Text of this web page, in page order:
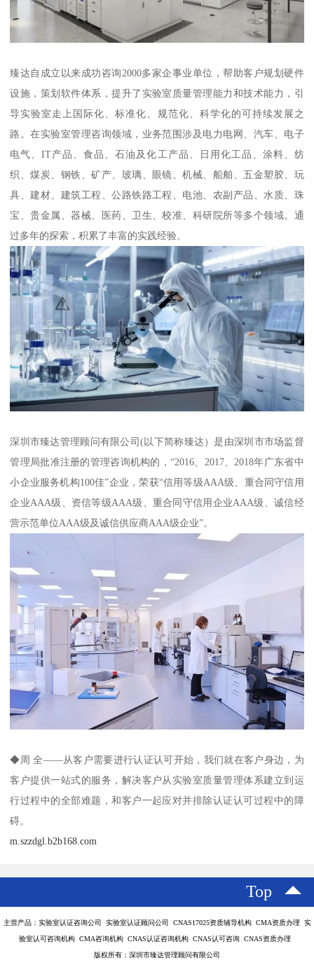
臻达自成立以来成功咨询2000多家企事业单位，帮助客户规划硬件
设施，策划软件体系，提升了实验室质量管理能力和技术能力，引
导实验室走上国际化、标准化、规范化、科学化的可持续发展之
路。在实验室管理咨询领域，业务范围涉及电力电网、汽车、电子
电气、IT产品、食品、石油及化工产品、日用化工品、涂料、纺
织、煤炭、钢铁、矿产、玻璃、眼镜、机械、船舶、五金塑胶、玩
具、建材、建筑工程、公路铁路工程、电池、农副产品、水质、珠
宝、贵金属、器械、医药、卫生、校准、科研院所等多个领域。通
过多年的探索，积累了丰富的实践经验。
深圳市臻达管理顾问有限公司(以下简称臻达）是由深圳市市场监督
管理局批准注册的管理咨询机构的，“2016、2017、2018年广东省中
小企业服务机构100佳”企业，荣获“信用等级AAA级、重合同守信用
企业AAA级、资信等级AAA级、重合同守信用企业AAA级、诚信经
营示范单位AAA级及诚信供应商AAA级企业”。
◆周 全——从客户需要进行认证认可开始，我们就在客户身边，为
客户提供一站式的服务，解决客户从实验室质量管理体系建立到运
行过程中的全部难题，和客户一起应对并排除认证认可过程中的障
碍。
m.szzdgl.b2b168.com
Top
主营产品：实验室认证咨询公司 实验室认证顾问公司 CNAS17025资质辅导机构 CMA资质办理 实
验室认可咨询机构 CMA咨询机构 CNAS认证咨询机构 CNAS认可咨询 CNAS资质办理
版权所有：深圳市臻达管理顾问有限公司